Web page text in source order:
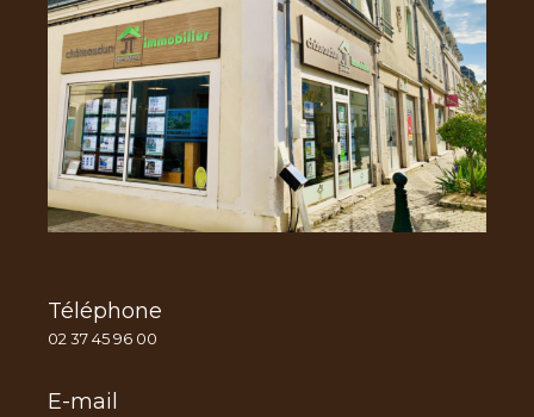
Téléphone
02 37 45 96 00
E-mail